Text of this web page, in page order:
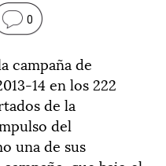
0
campaña de
14 en los 222
de la
del
una de sus